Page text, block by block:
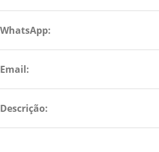
WhatsApp:
Email:
Descrição: